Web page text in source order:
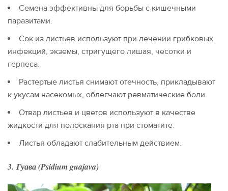
Семена эффективны для борьбы с кишечными
паразитами.
Сок из листьев используют при лечении грибковых
инфекций, экземы, стригущего лишая, чесотки и
герпеса.
Растертые листья снимают отечность, прикладывают
к укусам насекомых, облегчают ревматические боли.
Отвар листьев и цветов используют в качестве
жидкости для полоскания рта при стоматите.
Листья обладают слабительным действием.
3. Гуава (Psidium guajava)